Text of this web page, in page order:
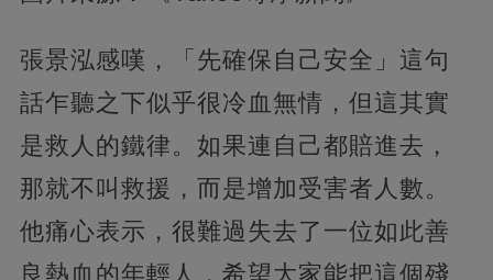
張景泓感嘆，「先確保自己安全」這句
話乍聽之下似乎很冷血無情，但這其實
是救人的鐵律。如果連自己都賠進去，
那就不叫救援，而是增加受害者人數。
他痛心表示，很難過失去了一位如此善
良熱血的年輕人，希望大家能把這個殘